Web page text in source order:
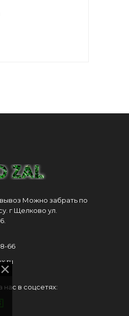
Можно забрать по
г Щелково ул.
66
в соцсетях: